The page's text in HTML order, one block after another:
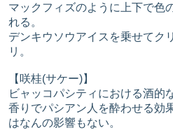
マックフィズのように上下で色
れる。
デンキウソウアイスを乗せてク
リ。
【咲桂(サケー)】
ビャッコパシティにおける酒的
香りでパシアン人を酔わせる効
はなんの影響もない。